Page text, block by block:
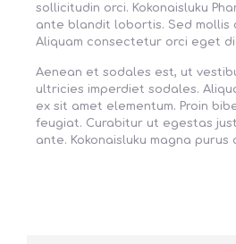
sollicitudin orci. Kokonaisluku
ante blandit lobortis. Sed mollis
Aliquam consectetur orci eget
Aenean et sodales est, ut
ultricies imperdiet sodales.
ex sit amet elementum. Proin
feugiat. Curabitur ut egestas
ante. Kokonaisluku magna purus